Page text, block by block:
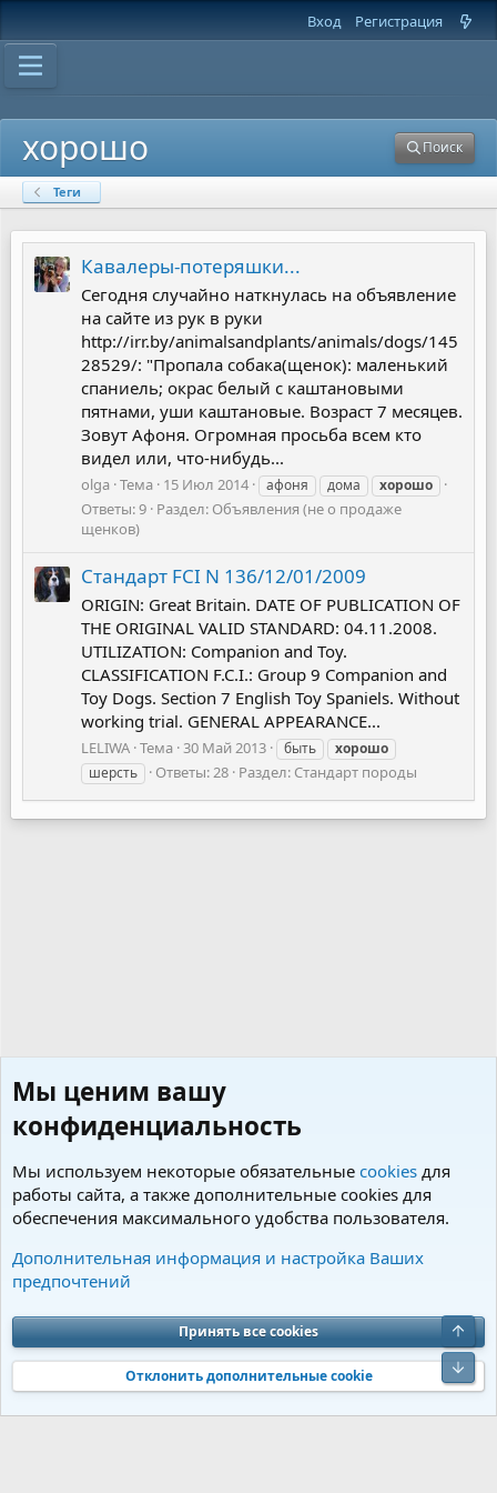
Вход Регистрация
хорошо Поиск
Теги
Кавалеры-потеряшки...
Сегодня случайно наткнулась на объявление
на сайте из рук в руки
http://irr.by/animalsandplants/animals/dogs/145
28529/: "Пропала собака(щенок): маленький
спаниель; окрас белый с каштановыми
пятнами, уши каштановые. Возраст 7 месяцев.
Зовут Афоня. Огромная просьба всем кто
видел или, что-нибудь...
olga Тема 15 Июл 2014 афоня дома хорошо
Ответы: 9 Раздел: Объявления (не о продаже
щенков)
Стандарт FCI N 136/12/01/2009
ORIGIN: Great Britain. DATE OF PUBLICATION OF
THE ORIGINAL VALID STANDARD: 04.11.2008.
UTILIZATION: Companion and Toy.
CLASSIFICATION F.C.I.: Group 9 Companion and
Toy Dogs. Section 7 English Toy Spaniels. Without
working trial. GENERAL APPEARANCE...
LELIWA Тема 30 Май 2013 быть
хорошо
шерсть
Ответы: 28 Раздел: Стандарт породы
Теги
Cookies Charm by DCom
Обратная связь
Условия и правила
Политика конфиденциальности
Помощь
S
S
Community platform by XenForo® © 2010-2026 XenForo Ltd. Перевод от
Jumuro®|Media embeds via s9e/MediaSites
Мы ценим вашу
конфиденциальность
Мы используем некоторые обязательные cookies для
работы сайта, а также дополнительные cookies для
обеспечения максимального удобства пользователя.
Дополнительная информация и настройка Ваших
предпочтений
Принять все cookies
Отклонить дополнительные cookie
Верх
Низ